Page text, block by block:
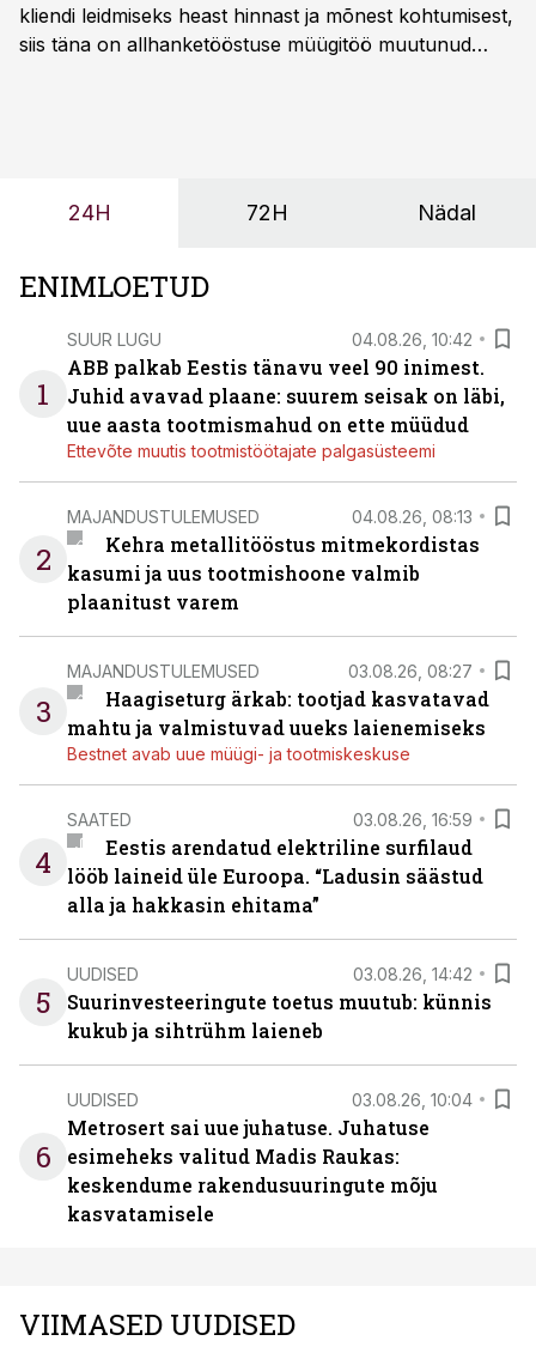
kliendi leidmiseks heast hinnast ja mõnest kohtumisest,
siis täna on allhanketööstuse müügitöö muutunud
24H 72H Nädal
ENIMLOETUD
1
SUUR LUGU 04.08.26, 10:42
ABB palkab Eestis tänavu veel 90 inimest.
Juhid avavad plaane: suurem seisak on läbi,
uue aasta tootmismahud on ette müüdud
Ettevõte muutis tootmistöötajate palgasüsteemi
2
MAJANDUSTULEMUSED 04.08.26, 08:13
Kehra metallitööstus mitmekordistas
kasumi ja uus tootmishoone valmib
plaanitust varem
3
MAJANDUSTULEMUSED 03.08.26, 08:27
Haagiseturg ärkab: tootjad kasvatavad
mahtu ja valmistuvad uueks laienemiseks
Bestnet avab uue müügi- ja tootmiskeskuse
4
SAATED 03.08.26, 16:59
Eestis arendatud elektriline surfilaud
lööb laineid üle Euroopa. “Ladusin säästud
alla ja hakkasin ehitama”
5
UUDISED 03.08.26, 14:42
Suurinvesteeringute toetus muutub: künnis
kukub ja sihtrühm laieneb
6
UUDISED 03.08.26, 10:04
Metrosert sai uue juhatuse. Juhatuse
esimeheks valitud Madis Raukas:
keskendume rakendusuuringute mõju
kasvatamisele
VIIMASED UUDISED